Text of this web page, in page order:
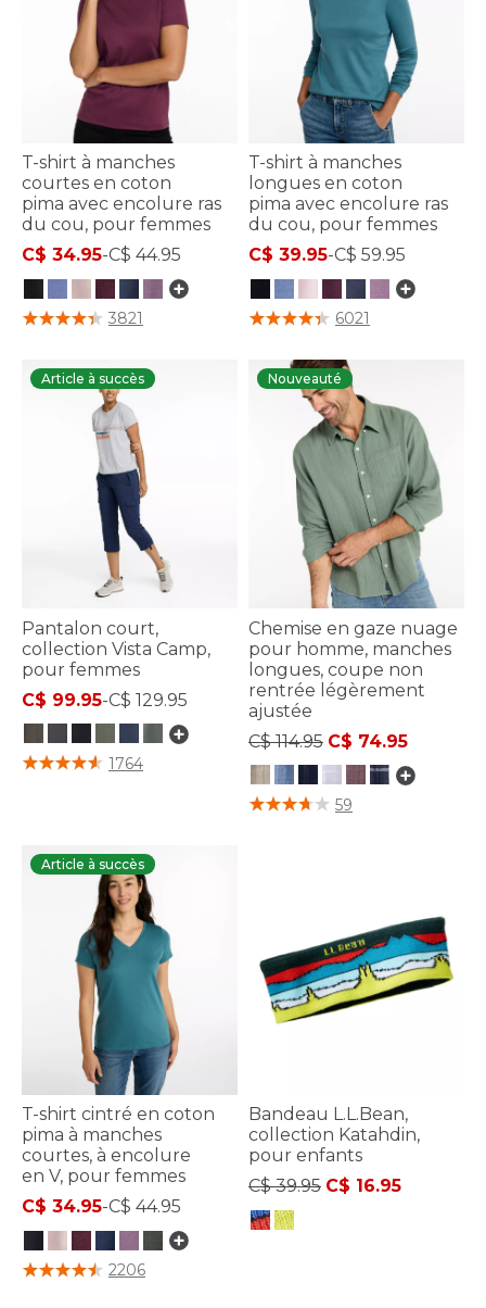
T-shirt à manches
courtes en coton
pima avec encolure ras
du cou, pour femmes
C$ 34.95-C$ 44.95
3,2 sur 5 Évaluation des clients
3821
T-shirt à manches
longues en coton
pima avec encolure ras
du cou, pour femmes
C$ 39.95-C$ 59.95
5 sur 5 Évaluation des clients
6021
Article à succès
Pantalon court,
collection Vista Camp,
pour femmes
C$ 99.95-C$ 129.95
5 sur 5 Évaluation des clients
1764
Nouveauté
Chemise en gaze nuage
pour homme, manches
longues, coupe non
rentrée légèrement
ajustée
Price reduced from
C$ 114.95to
C$ 74.95
3,9 sur 5 Évaluation des clients
59
Article à succès
T-shirt cintré en coton
pima à manches
courtes, à encolure
en V, pour femmes
C$ 34.95-C$ 44.95
5 sur 5 Évaluation des clients
2206
Bandeau L.L.Bean,
collection Katahdin,
pour enfants
Price reduced from
C$ 39.95to
C$ 16.95